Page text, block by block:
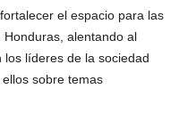
el espacio para las
alentando al
líderes de la sociedad
sobre temas